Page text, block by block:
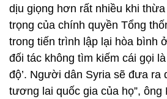
dịu giọng hơn rất nhiều khi
trọng của chính quyền Tổng
trong tiến trình lập lại hòa bình
đối tác không tìm kiếm cái gọi
độ’. Người dân Syria sẽ đưa ra
tương lai quốc gia của họ”, ông